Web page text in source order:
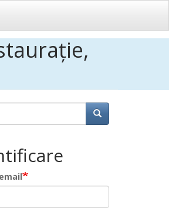
Căutare